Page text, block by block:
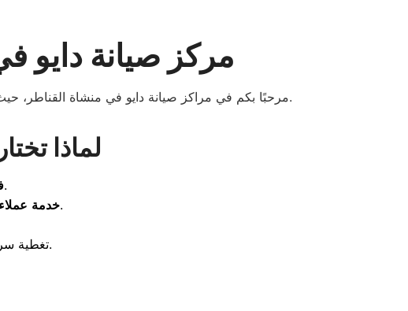
مركز صيانة دايو
مرحبًا بكم في مراكز صيانة دايو في منشاة القناطر،المنزلية من خلال فنيين متخصصين وتجهيزات متطورة.
لماذا
مدربون على أعلى مستوى.
خدمة عملاء
للرد على كافة الاستفسارات وتسجيل البلاغات.
تغطيةوالمناطق المجاورة.